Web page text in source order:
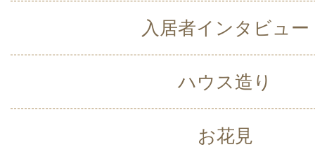
入居者インタビュー
ハウス造り
お花見